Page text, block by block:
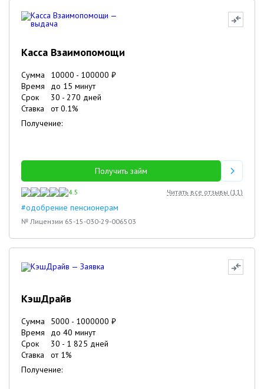
Касса Взаимопомощи
Сумма 10000 - 100000 ₽
Время
до 15 минут
Срок
30 - 270 дней
Ставка
от0.1%
Получение:
Получить займ
4.5 Читать все отзывы (11)
#одобрение пенсионерам
№ Лицензии 65-15-030-29-006503
КэшДрайв
Сумма 5000 - 1000000 ₽
Время
до 40 минут
Срок
30 - 1 825 дней
Ставка
от 1%
Получение: